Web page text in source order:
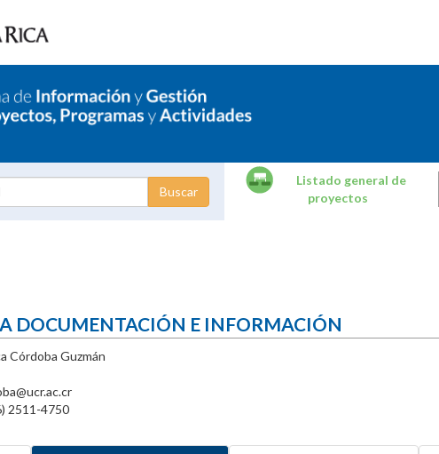
Listado general de
proyectos
DOCUMENTACIÓN E INFORMACIÓN
Córdoba Guzmán
2511-4750